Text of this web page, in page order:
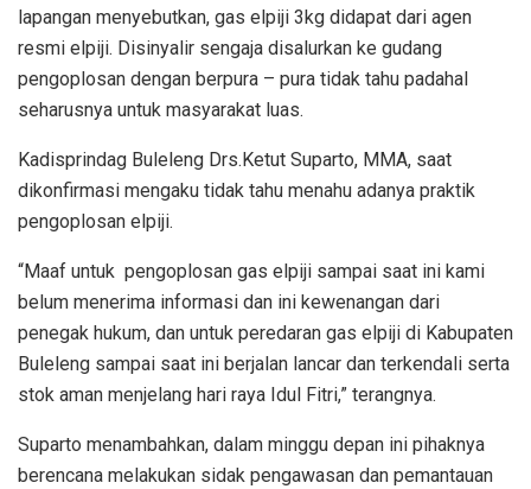
lapangan menyebutkan, gas elpiji 3kg didapat dari agen
resmi elpiji. Disinyalir sengaja disalurkan ke gudang
pengoplosan dengan berpura – pura tidak tahu padahal
seharusnya untuk masyarakat luas.
Kadisprindag Buleleng Drs.Ketut Suparto, MMA, saat
dikonfirmasi mengaku tidak tahu menahu adanya praktik
pengoplosan elpiji.
“Maaf untuk pengoplosan gas elpiji sampai saat ini kami
belum menerima informasi dan ini kewenangan dari
penegak hukum, dan untuk peredaran gas elpiji di Kabupaten
Buleleng sampai saat ini berjalan lancar dan terkendali serta
stok aman menjelang hari raya Idul Fitri,” terangnya.
Suparto menambahkan, dalam minggu depan ini pihaknya
berencana melakukan sidak pengawasan dan pemantauan